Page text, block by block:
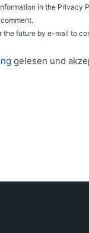
in the Privacy
the future by e-mail to
gelesen und